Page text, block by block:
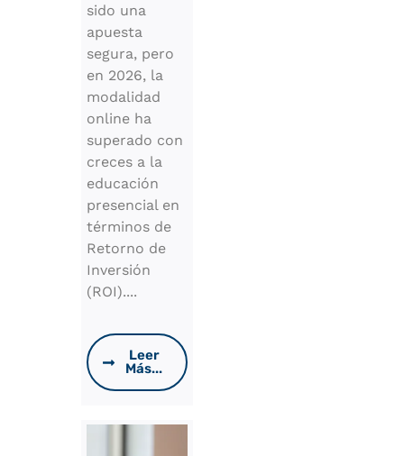
sido una
apuesta
segura, pero
en 2026, la
modalidad
online ha
superado con
creces a la
educación
presencial en
términos de
Retorno de
Inversión
(ROI)....
Leer
Más...